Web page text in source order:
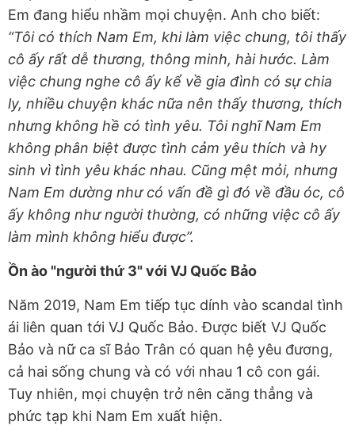
Em đang hiểu nhầm mọi chuyện. Anh cho biết:
“Tôi có thích Nam Em, khi làm việc chung, tôi thấy
cô ấy rất dễ thương, thông minh, hài hước. Làm
việc chung nghe cô ấy kể về gia đình có sự chia
ly, nhiều chuyện khác nữa nên thấy thương, thích
nhưng không hề có tình yêu. Tôi nghĩ Nam Em
không phân biệt được tình cảm yêu thích và hy
sinh vì tình yêu khác nhau. Cũng mệt mỏi, nhưng
Nam Em dường như có vấn đề gì đó về đầu óc, cô
ấy không như người thường, có những việc cô ấy
làm mình không hiểu được”.
Ồn ào "người thứ 3" với VJ Quốc Bảo
Năm 2019, Nam Em tiếp tục dính vào scandal tình
ái liên quan tới VJ Quốc Bảo. Được biết VJ Quốc
Bảo và nữ ca sĩ Bảo Trân có quan hệ yêu đương,
cả hai sống chung và có với nhau 1 cô con gái.
Tuy nhiên, mọi chuyện trở nên căng thẳng và
phức tạp khi Nam Em xuất hiện.